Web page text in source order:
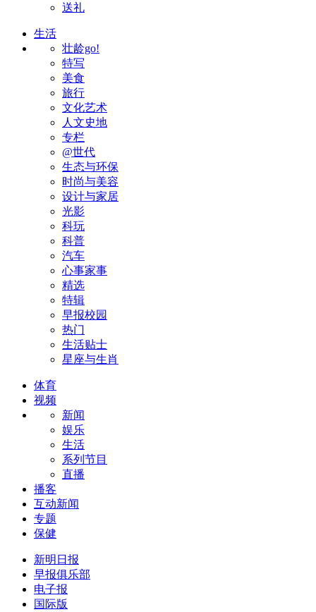
送礼
生活
壮龄go!
特写
美食
旅行
文化艺术
人文史地
专栏
@世代
生态与环保
时尚与美容
设计与家居
光影
科玩
科普
汽车
心事家事
精选
特辑
早报校园
热门
生活贴士
星座与生肖
体育
视频
新闻
娱乐
生活
系列节目
直播
播客
互动新闻
专题
保健
新明日报
早报俱乐部
电子报
国际版